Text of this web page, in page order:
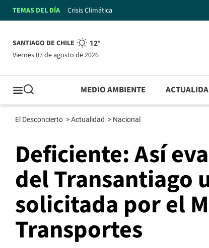
TEMAS DEL DÍA Crisis Climática
SANTIAGO DE CHILE 12°
viernes 07 de agosto de 2026
MEDIO AMBIENTE
El Desconcierto >Actualidad > Nacional
Deficiente: Así
del Transantiago
solicitada por el
Transportes